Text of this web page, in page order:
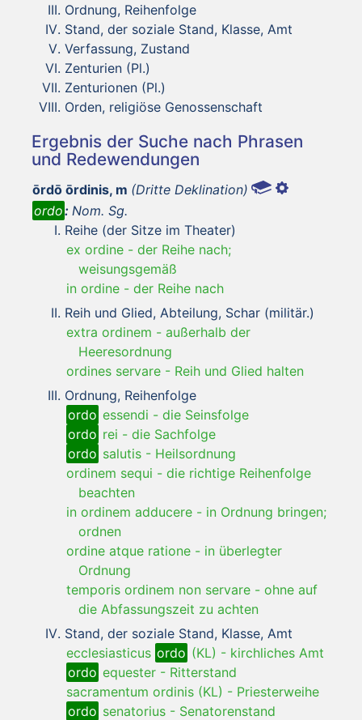
Ordnung, Reihenfolge
Stand, der soziale Stand, Klasse, Amt
Verfassung, Zustand
Zenturien (Pl.)
Zenturionen (Pl.)
Orden, religiöse Genossenschaft
Ergebnis der Suche nach Phrasen
und Redewendungen
ōrdō ōrdinis, m (Dritte Deklination)
ordo: Nom. Sg.
Reihe (der Sitze im Theater)
ex ordine - der Reihe nach;
weisungsgemäß
in ordine - der Reihe nach
Reih und Glied, Abteilung, Schar (militär.)
extra ordinem - außerhalb der
Heeresordnung
ordines servare - Reih und Glied halten
Ordnung, Reihenfolge
ordo essendi - die Seinsfolge
ordo rei - die Sachfolge
ordo salutis - Heilsordnung
ordinem sequi - die richtige Reihenfolge
beachten
in ordinem adducere - in Ordnung bringen;
ordnen
ordine atque ratione - in überlegter
Ordnung
temporis ordinem non servare - ohne auf
die Abfassungszeit zu achten
Stand, der soziale Stand, Klasse, Amt
ecclesiasticus ordo (KL) - kirchliches Amt
ordo equester - Ritterstand
sacramentum ordinis (KL) - Priesterweihe
ordo senatorius - Senatorenstand